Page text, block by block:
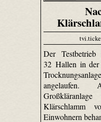
Der
32 Hallen in der
Klärschlamm
Einwohnern